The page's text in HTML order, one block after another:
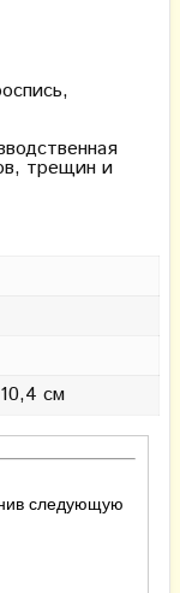
трещин и
см
следующую